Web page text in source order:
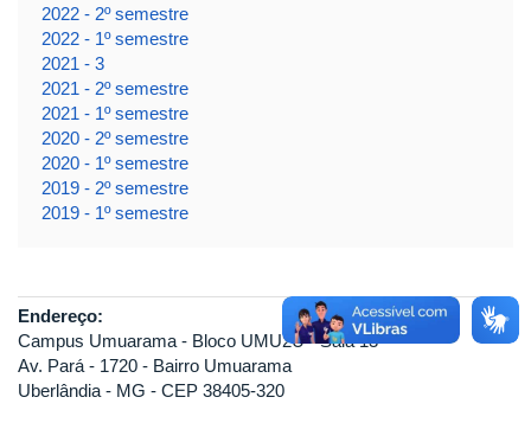
2022 - 2º semestre
2022 - 1º semestre
2021 - 3
2021 - 2º semestre
2021 - 1º semestre
2020 - 2º semestre
2020 - 1º semestre
2019 - 2º semestre
2019 - 1º semestre
Endereço:
Campus Umuarama - Bloco UMU2U - Sala 13
Av. Pará - 1720 - Bairro Umuarama
Uberlândia - MG - CEP 38405-320